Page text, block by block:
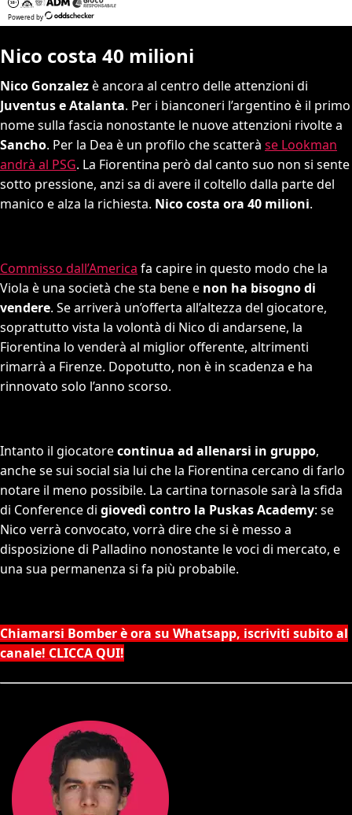
Nico costa 40 milioni
Nico Gonzalezè ancora al centro delle attenzioni di
Juventus e Atalanta. Per i bianconeri l’argentino è il primo
nome sulla fascia nonostante le nuove attenzioni rivolte a
Sancho. Per la Dea è un profilo che scatterà se Lookman
andrà al PSG. La Fiorentina però dal canto suo non si sente
sotto pressione, anzi sa di avere il coltello dalla parte del
manico e alza la richiesta. Nico costa ora 40 milioni.
Commisso dall’America fa capire in questo modo che la
Viola è una società che sta bene e non ha bisogno di
vendere. Se arriverà un’offerta all’altezza del giocatore,
soprattutto vista la volontà di Nico di andarsene, la
Fiorentina lo venderà al miglior offerente, altrimenti
rimarrà a Firenze. Dopotutto, non è in scadenza e ha
rinnovato solo l’anno scorso.
Intanto il giocatorecontinua ad allenarsi in gruppo,
anche se sui social sia lui che la Fiorentina cercano di farlo
notare il meno possibile. La cartina tornasole sarà la sfida
di Conference di giovedì contro la Puskas Academy: se
Nico verrà convocato, vorrà dire che si è messo a
disposizione di Palladino nonostante le voci di mercato, e
una sua permanenza si fa più probabile.
Chiamarsi Bomber è ora su Whatsapp, iscriviti subito al
canale! CLICCA QUI!